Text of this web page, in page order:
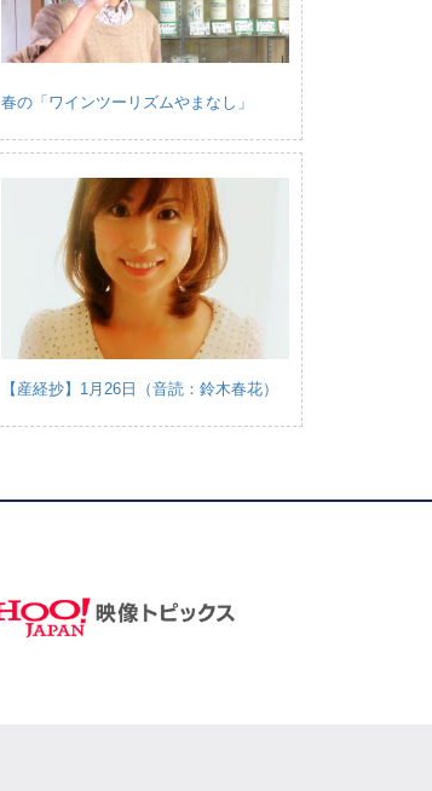
春の「ワインツーリズムやまなし」
【産経抄】1月26日（音読：鈴木春花）